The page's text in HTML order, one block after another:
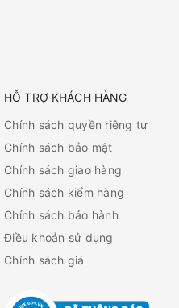
HỖ TRỢ KHÁCH HÀNG
Chính sách quyền riêng tư
Chính sách bảo mật
Chính sách giao hàng
Chính sách kiểm hàng
Chính sách bảo hành
Điều khoản sử dụng
Chính sách giá